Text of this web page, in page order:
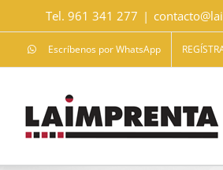
Tel. 961 341 277 |
Escríbenos por WhatsApp